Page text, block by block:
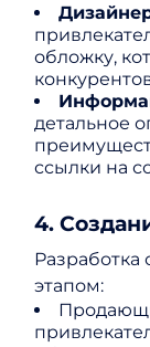
обложку,
детальное
ссылки на
4.
этапом: